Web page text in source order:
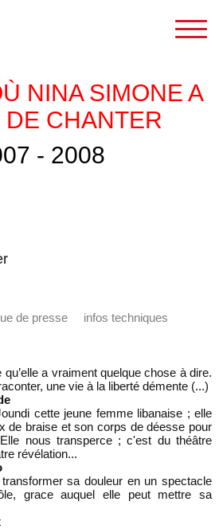
NINA SIMONE A
CHANTER
- 2008
de presse infos techniques
a vraiment quelque chose à dire.
une vie à la liberté démente (...)
cette jeune femme libanaise ; elle
de braise et son corps de déesse pour
nous transperce ; c'est du théâtre
révélation...
sa douleur en un spectacle
grace auquel elle peut mettre sa